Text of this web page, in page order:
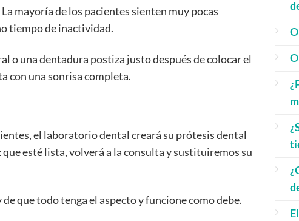
mayoría de los pacientes sienten muy pocas
tiempo de inactividad.
o una dentadura postiza justo después de colocar el
con una sonrisa completa.
el laboratorio dental creará su prótesis dental
que esté lista, volverá a la consulta y sustituiremos su
que todo tenga el aspecto y funcione como debe.